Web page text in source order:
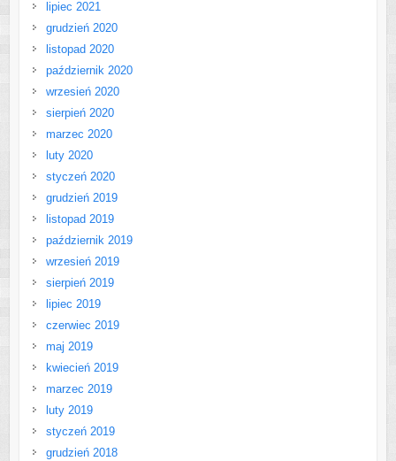
lipiec 2021
grudzień 2020
listopad 2020
październik 2020
wrzesień 2020
sierpień 2020
marzec 2020
luty 2020
styczeń 2020
grudzień 2019
listopad 2019
październik 2019
wrzesień 2019
sierpień 2019
lipiec 2019
czerwiec 2019
maj 2019
kwiecień 2019
marzec 2019
luty 2019
styczeń 2019
grudzień 2018